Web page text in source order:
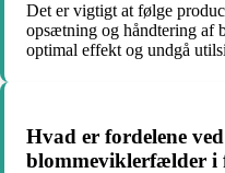
Det er vigtigt at følge
opsætning og håndtering af
optimal effekt og undgå
Hvad er fordelene
blommeviklerfælder i